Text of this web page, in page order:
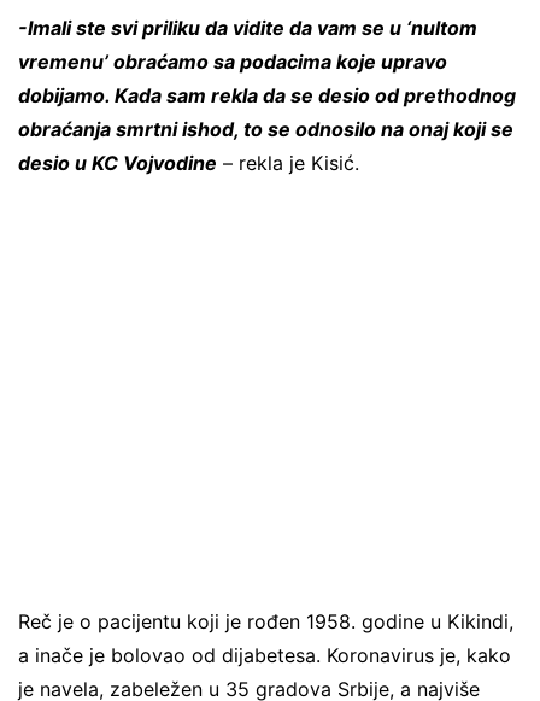
-Imali ste svi priliku da vidite da vam se u ‘nultom
vremenu’ obraćamo sa podacima koje upravo
dobijamo. Kada sam rekla da se desio od prethodnog
obraćanja smrtni ishod, to se odnosilo na onaj koji se
desio u KC Vojvodine – rekla je Kisić.
Reč je o pacijentu koji je rođen 1958. godine u Kikindi,
a inače je bolovao od dijabetesa. Koronavirus je, kako
je navela, zabeležen u 35 gradova Srbije, a najviše